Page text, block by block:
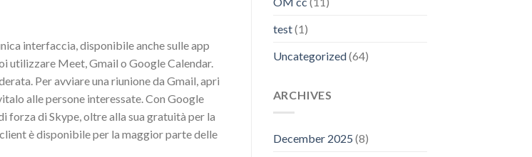
interfaccia, disponibile anche sulle app
utilizzare Meet, Gmail o Google Calendar.
Per avviare una riunione da Gmail, apri
alle persone interessate. Con Google
forza di Skype, oltre alla sua gratuità per la
è disponibile per la maggior parte delle
test(1)
Uncategorized(64)
ARCHIVES
December 2025 (8)